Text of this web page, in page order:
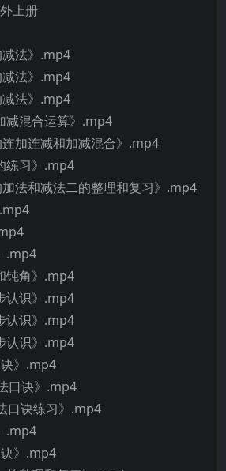
上册
减法》.mp4
减法》.mp4
减法》.mp4
减混合运算》.mp4
连加连减和加减混合》.mp4
练习》.mp4
加法和减法二的整理和复习》.mp4
.mp4
钝角》.mp4
认识》.mp4
认识》.mp4
认识》.mp4
诀》.mp4
口诀》.mp4
口诀练习》.mp4
.mp4
诀》.mp4